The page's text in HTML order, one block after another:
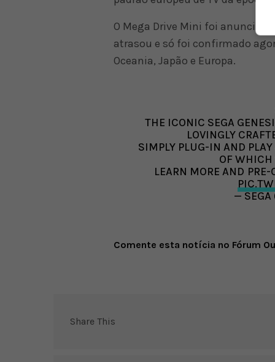
O Mega Drive Mini foi
atrasou e só foi confirmado
Oceania, Japão e Europa.
THE ICONIC SEGA
LOVINGLY
SIMPLY PLUG-IN AND
OF WHICH
LEARN MORE AND PRE-
—
Comente esta notícia no Fórum
Share This